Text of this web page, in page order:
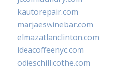
kautorepair.com
marjaeswinebar.com
elmazatlanclinton.com
ideacoffeenyc.com
odieschillicothe.com